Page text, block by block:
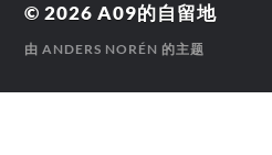
© 2026A09的自留地
由ANDERS NORÉN 的主题